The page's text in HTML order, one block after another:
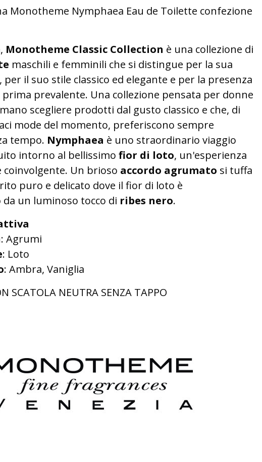
Monotheme Nymphaea Eau de Toilette confezione
Monotheme Classic Collection è una collezione di
maschili e femminili che si distingue per la sua
per il suo stile classico ed elegante e per la presenza
prevalente. Una collezione pensata per donne
scegliere prodotti dal gusto classico e che, di
mode del momento, preferiscono sempre
tempo. Nymphaea è uno straordinario viaggio
intorno al bellissimo fior di loto, un'esperienza
coinvolgente. Un brioso accordo agrumato si tuffa
puro e delicato dove il fior di loto è
da un luminoso tocco di ribes nero.
: Agrumi
: Loto
: Ambra, Vaniglia
SCATOLA NEUTRA SENZA TAPPO